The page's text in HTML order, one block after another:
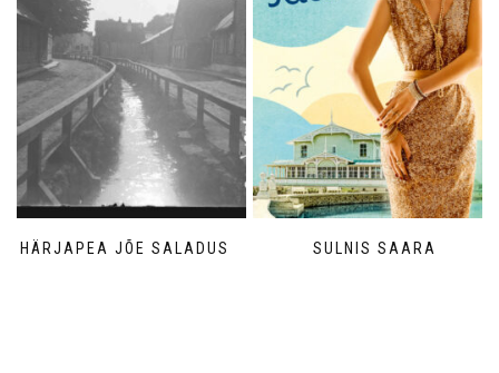
HÄRJAPEA JÕE SALADUS SULNIS SAARA